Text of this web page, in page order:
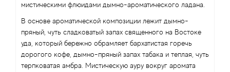
мистическими флюидами дымно-ароматического ладана.
В основе ароматической композиции лежит дымно-
пряный, чуть сладковатый запах священного на Востоке
уда, который бережно обрамляет бархатистая горечь
дорогого кофе, дымно-пряный запах табака и теплая, чуть
терпковатая амбра. Мистическую ауру вокруг аромата